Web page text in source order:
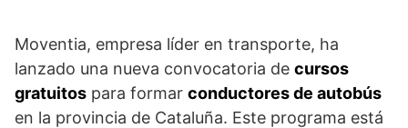
Moventia, empresa líder en transporte, ha
lanzado una nueva convocatoria de cursos
gratuitos para formar conductores de autobús
en la provincia de Cataluña. Este programa está